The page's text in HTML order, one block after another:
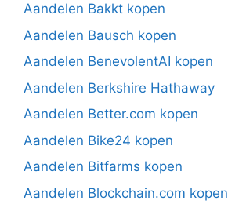
Aandelen Bakkt kopen
Aandelen Bausch kopen
Aandelen BenevolentAI kopen
Aandelen Berkshire Hathaway
Aandelen Better.com kopen
Aandelen Bike24 kopen
Aandelen Bitfarms kopen
Aandelen Blockchain.com kopen